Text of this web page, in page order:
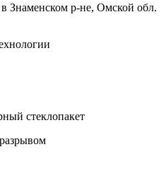
Знаменском р-не, Омской обл.
стеклопакет